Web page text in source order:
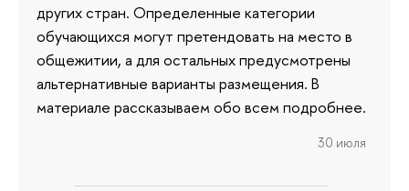
других стран. Определенные категории
обучающихся могут претендовать на место в
общежитии, а для остальных предусмотрены
альтернативные варианты размещения. В
материале рассказываем обо всем подробнее.
30 июля